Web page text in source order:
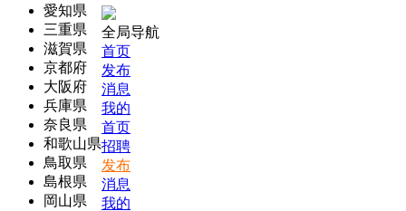
愛知県
三重県
滋賀県
京都府
大阪府
兵庫県
奈良県
和歌山県
鳥取県
島根県
岡山県
全局导航
首页
发布
消息
我的
首页
招聘
发布
消息
我的